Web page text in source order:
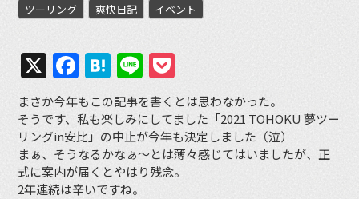
ツーリング 爽快日記 イベント
X Facebook
Hatena
Line
まさか今年もこの記事を書くとは思わなかった。
そうです、私も楽しみにしてました「2021 TOHOKU 夢ツー
リングin安比」の中止が今年も決定しました（泣）
まぁ、そうなるかなぁ〜とは薄々感じてはいましたが、正
式に案内が届くとやはり残念。
2年連続は辛いですね。